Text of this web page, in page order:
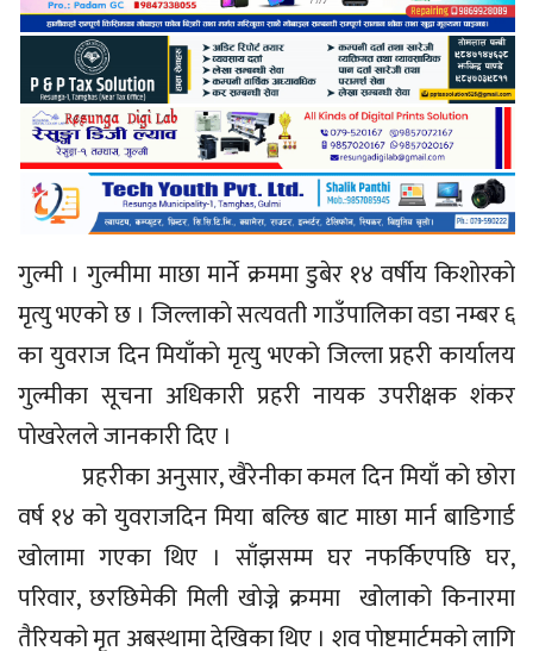
गुल्मी । गुल्मीमा माछा मार्ने क्रममा डुबेर १४ वर्षीय किशोरकाे
मृत्यु भएको छ । जिल्लाकाे सत्यवती गाउँपालिका वडा नम्बर ६
का युवराज दिन मियाँकाे मृत्यु भएको जिल्ला प्रहरी कार्यालय
गुल्मीका सूचना अधिकारी प्रहरी नायक उपरीक्षक शंकर
पाेखरेलले जानकारी दिए ।
प्रहरीका अनुसार, खैरेनीका कमल दिन मियाँ को छोरा
वर्ष १४ को युवराजदिन मिया बल्छि बाट माछा मार्न बाडिगार्ड
खोलामा गएका थिए । साँझसम्म घर नफर्किएपछि घर,
परिवार, छरछिमेकी मिली खाेज्ने क्रममा खोलाको किनारमा
तैरियको मृत अबस्थामा देखिका थिए । शव पाेष्टमार्टमकाे लागि